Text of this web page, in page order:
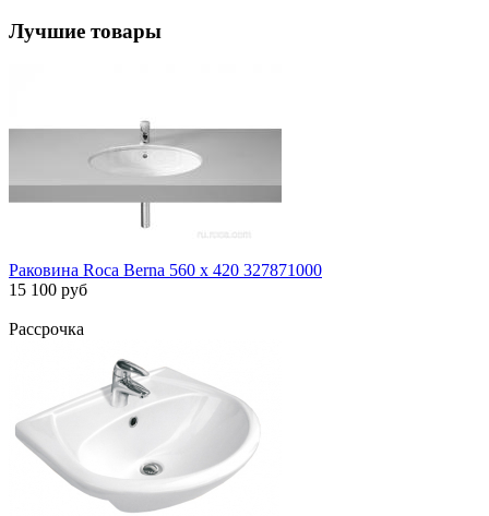
Лучшие товары
Раковина Roca Berna 560 х 420 327871000
15 100 руб
Рассрочка